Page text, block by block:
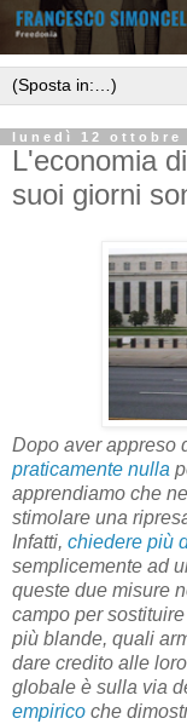
lunedì 12 ottobre
L'economia
suoi giorni
Dopo aver appreso
praticamente nulla
apprendiamo che
stimolare una
Infatti, chiedere più
semplicemente ad
queste due misure
campo per
più blande, quali
dare credito alle
globale è sulla via
empirico che